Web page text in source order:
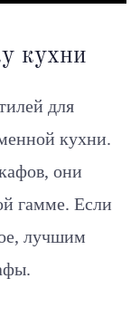
кухни
для
кухни.
они
гамме. Если
лучшим